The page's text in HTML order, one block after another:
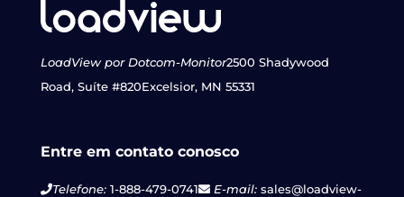
LoadView por Dotcom-Monitor2500 Shadywood
Road, Suíte #820Excelsior, MN 55331
Entre em contato conosco
Telefone:1-888-479-0741 E-mail:sales@loadview-